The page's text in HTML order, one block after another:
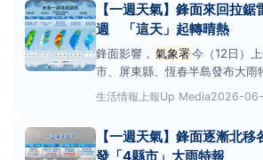
局部大雨發生的機率。中央氣象
市發布豪大
【一週天氣】鋒面來回拉
週 「這天」起轉晴熱
鋒面影響， 氣象署今（12日）
市、屏東縣、恆春半島發布大雨
上，請注意雷擊及強陣風，低窪
專家吳德榮表示，受不穩定西南
脅，直到下週四（18日）西南
生活情報 上報Up Media2026-
【一週天氣】鋒面逐漸北
發「4縣市」大雨特報